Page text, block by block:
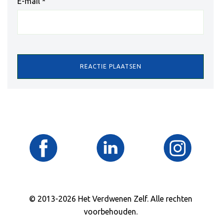
© 2013-2026 Het Verdwenen Zelf. Alle rechten
voorbehouden.